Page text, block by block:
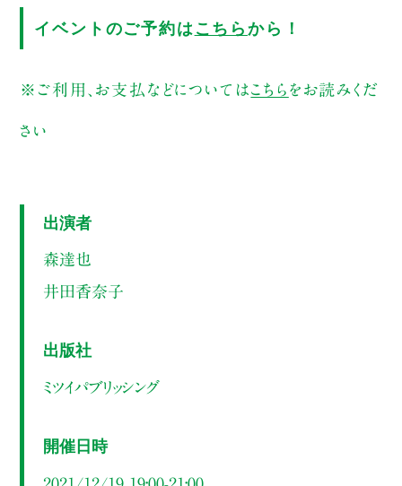
イベントのご予約は こちら から！
※ご利用、お支払などについてはこちら をお読みくだ
さい
出演者
森達也
井田香奈子
出版社
ミツイパブリッシング
開催日時